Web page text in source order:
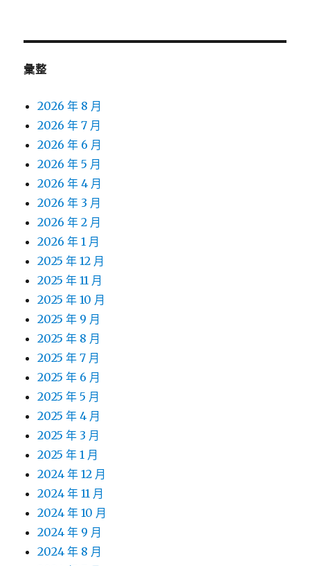
彙整
2026 年 8 月
2026 年 7 月
2026 年 6 月
2026 年 5 月
2026 年 4 月
2026 年 3 月
2026 年 2 月
2026 年 1 月
2025 年 12 月
2025 年 11 月
2025 年 10 月
2025 年 9 月
2025 年 8 月
2025 年 7 月
2025 年 6 月
2025 年 5 月
2025 年 4 月
2025 年 3 月
2025 年 1 月
2024 年 12 月
2024 年 11 月
2024 年 10 月
2024 年 9 月
2024 年 8 月